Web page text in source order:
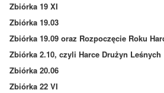
Zbiórka 19 XI
Zbiórka 19.03
Zbiórka 19.09 oraz Rozpoczęcie Roku
Zbiórka 2.10, czyli Harce Drużyn Leśnych
Zbiórka 20.06
Zbiórka 22 VI